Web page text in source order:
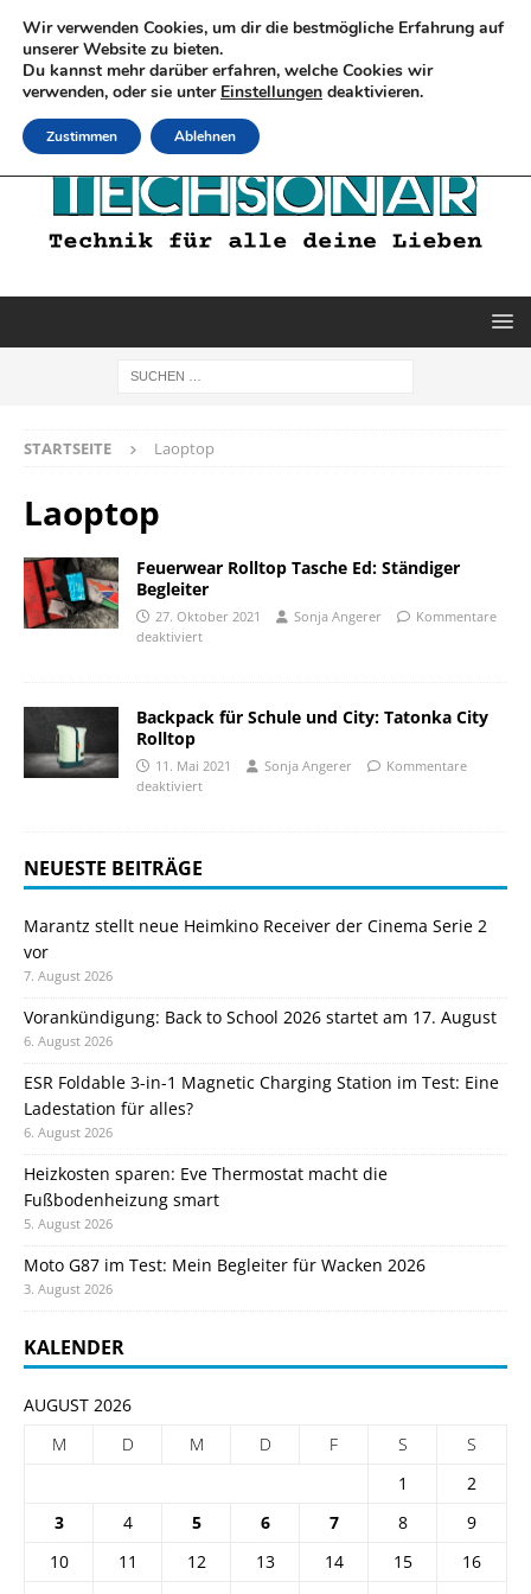
STARTSEITE Laoptop
Laoptop
Feuerwear Rolltop Tasche Ed: Ständiger
Begleiter
27. Oktober 2021 Sonja Angerer
Kommentare
deaktiviert
Backpack für Schule und City: Tatonka City
Rolltop
11. Mai 2021 Sonja Angerer
Kommentare
deaktiviert
NEUESTE BEITRÄGE
Marantz stellt neue Heimkino Receiver der Cinema Serie 2
vor
7. August 2026
Vorankündigung: Back to School 2026 startet am 17. August
6. August 2026
ESR Foldable 3-in-1 Magnetic Charging Station im Test: Eine
Ladestation für alles?
6. August 2026
Heizkosten sparen: Eve Thermostat macht die
Fußbodenheizung smart
5. August 2026
Moto G87 im Test: Mein Begleiter für Wacken 2026
3. August 2026
KALENDER
AUGUST 2026
M
D M D F S
S
1
2
3
4 5 6 7 8
9
10
11 12 13 14 15
16
Wir verwenden Cookies, um dir die bestmögliche Erfahrung auf
unserer Website zu bieten.
Du kannst mehr darüber erfahren, welche Cookies wir
verwenden, oder sie unter Einstellungen deaktivieren.
Zustimmen Ablehnen